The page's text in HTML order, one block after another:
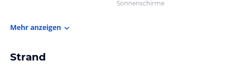
Sonnenschirme
Mehr anzeigen
Strand